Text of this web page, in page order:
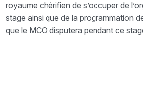
royaume chérifien de s’occuper de
stage ainsi que de la programmation
que le MCO disputera pendant ce